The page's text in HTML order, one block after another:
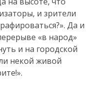
и зрители
Да и
«в народ»
и на городской
некой живой